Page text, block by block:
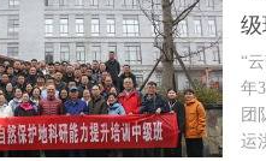
“
年
团
运